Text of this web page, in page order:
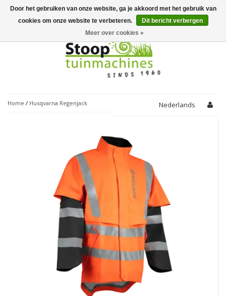
Toggle
navigation
Home / Husqvarna Regenjack Nederlands
Door het gebruiken van onze website, ga je akkoord met het gebruik van
cookies om onze website te verbeteren.
Dit bericht verbergen
Meer over cookies »